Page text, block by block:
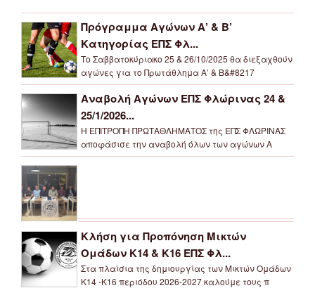
Πρόγραμμα Αγώνων Α’ & Β’
Κατηγορίας ΕΠΣ Φλ...
Το Σαββατοκύριακο 25 & 26/10/2025 θα διεξαχθούν
αγώνες για το Πρωτάθλημα Α’ & Β&#8217
Αναβολή Αγώνων ΕΠΣ Φλώρινας 24 &
25/1/2026...
Η ΕΠΙΤΡΟΠΗ ΠΡΩΤΑΘΛΗΜΑΤΟΣ της ΕΠΣ ΦΛΩΡΙΝΑΣ
αποφάσισε την αναβολή όλων των αγώνων Α
Κλήση για Προπόνηση Μικτών
Ομάδων Κ14 & Κ16 ΕΠΣ Φλ...
Στα πλαίσια της δημιουργίας των Μικτών Ομάδων
Κ14 -Κ16 περιόδου 2026-2027 καλούμε τους π